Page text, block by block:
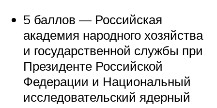
5 баллов — Российская
академия народного хозяйства
и государственной службы при
Президенте Российской
Федерации и Национальный
исследовательский ядерный